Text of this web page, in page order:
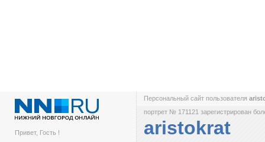
Привет, Гость !
Персональный сайт пользователя
портрет № 171121 зарегистрирован
aristokrat